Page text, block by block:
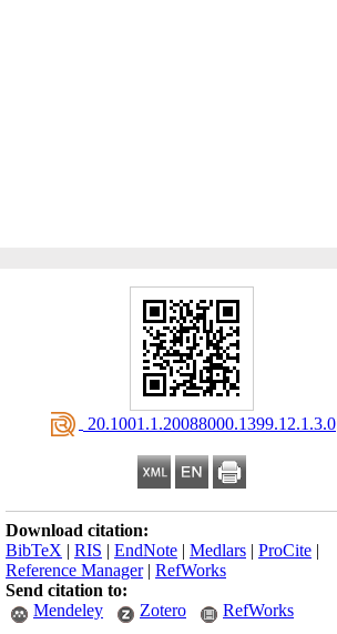
‎ 20.1001.1.20088000.1399.12.1.3.0
Download citation:
BibTeX | RIS | EndNote | Medlars | ProCite |
Reference Manager| RefWorks
Send citation to:
Mendeley
Zotero RefWorks